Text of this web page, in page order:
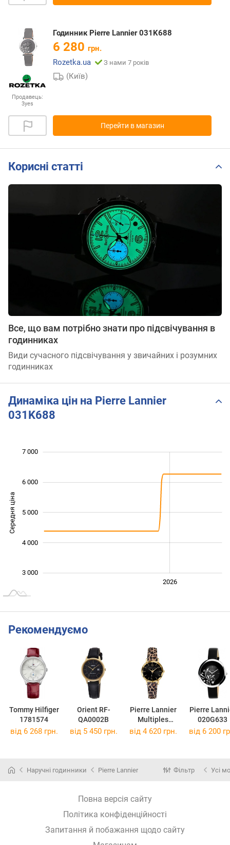
Продавець:
3yes
Годинник Pierre Lannier 031K688
6 280 грн.
Rozetka.ua
З нами 7 років
(Київ)
Перейти в магазин
Корисні статті
Все, що вам потрібно знати про підсвічування в
годинниках
Види сучасного підсвічування у звичайних і розумних
годинниках
Динаміка цін на Pierre Lannier
031K688
Середня ціна 3 000
3 000
4 000
5 000
6 000
7 000
2026
Рекомендуємо
Tommy Hilfiger
1781574
Orient RF-
QA0002B
Pierre Lannier
Multiples
010P539
Pierre
020G633
від 6 268 грн. від 5 450 грн. від 4 620 грн. від 6 200
Наручні годинники Pierre Lannier Фільтр Усі
Повна версія сайту
Політика конфіденційності
Запитання й побажання щодо сайту